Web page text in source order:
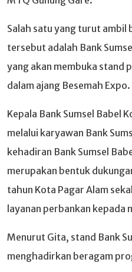
Salah satu yang turut ambil
tersebut adalah Bank
yang akan membuka stand
dalam ajang Besemah Expo.
Kepala Bank Sumsel Babel
melalui karyawan Bank
kehadiran Bank Sumsel
merupakan bentuk
tahun Kota Pagar Alam
layanan perbankan kepada
Menurut Gita, stand Bank
menghadirkan beragam